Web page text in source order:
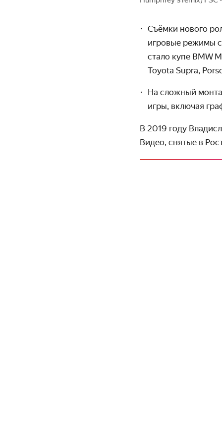
Съёмки нового
игровые режимы
стало купе BMW
Toyota Supra,
На сложный
игры, включая
В 2019 году
Видео, снятые в